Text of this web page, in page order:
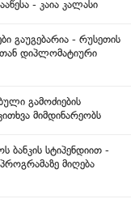
- კაია კალასი
გაუგებარია - რუსეთის
დიპლომატიური
გამოძიების
მიმდინარეობს
ბანკის სტიპენდიით -
მიღება